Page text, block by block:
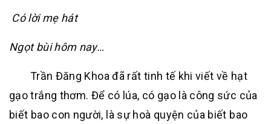
Có lời mẹ hát
Ngọt bùi hôm nay…
Trần Đăng Khoa đã rất tinh tế khi viết về hạt
gạo trắng thơm. Để có lúa, có gạo là công sức của
biết bao con người, là sự hoà quyện của biết bao